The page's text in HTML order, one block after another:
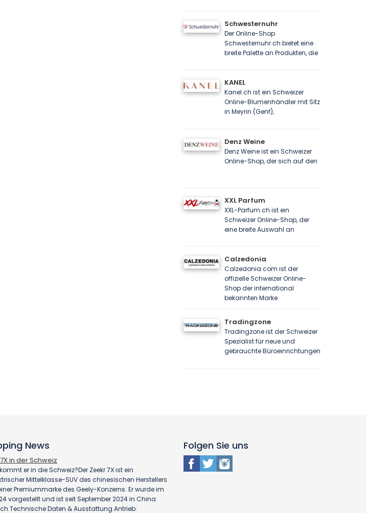
Schwesternuhr
Der Online-Shop
Schwesternuhr.ch bietet eine
breite Palette an Produkten, die
KANEL
Kanel.ch ist ein Schweizer
Online-Blumenhändler mit Sitz
in Meyrin (Genf),
Denz Weine
Denz Weine ist ein Schweizer
Online-Shop, der sich auf den
XXL Parfum
XXL-Parfum.ch ist ein
Schweizer Online-Shop, der
eine breite Auswahl an
Calzedonia
Calzedonia.com ist der
offizielle Schweizer Online-
Shop der international
bekannten Marke
Tradingzone
Tradingzone ist der Schweizer
Spezialist für neue und
gebrauchte Büroeinrichtungen
News
in der Schweiz
er in die Schweiz?Der Zeekr 7X ist ein
Mittelklasse-SUV des chinesischen Herstellers
Premiummarke des Geely-Konzerns. Er wurde im
vorgestellt und ist seit September 2024 in China
Daten & Ausstattung Antrieb:
Folgen Sie uns